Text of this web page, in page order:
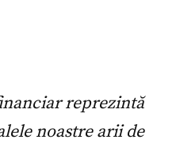
reprezintă
noastre arii de